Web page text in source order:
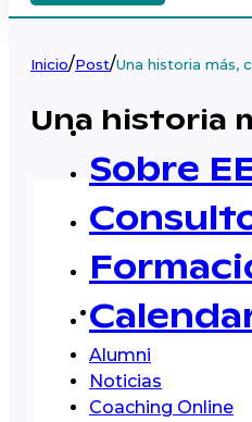
Sobre
Alumni
Noticias
Coaching Online
Inicio/Post/Una historia más,
Una historia